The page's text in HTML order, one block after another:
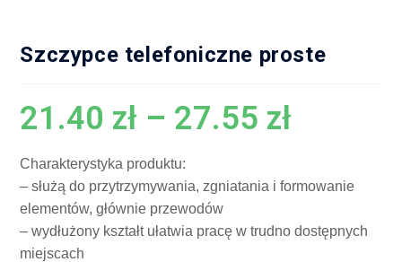
Szczypce telefoniczne proste
21.40 zł – 27.55 zł
Charakterystyka produktu:
– służą do przytrzymywania, zgniatania i formowanie
elementów, głównie przewodów
– wydłużony kształt ułatwia pracę w trudno dostępnych
miejscach